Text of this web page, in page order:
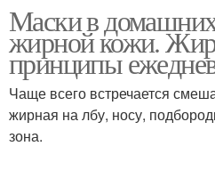
Тканевые маски
Тканевая маска
Маски в
жирной кожи.
принципы
Чаще всего встречается
жирная на лбу, носу,
зона.